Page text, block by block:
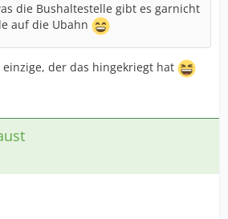
die Bushaltestelle gibt es garnicht
auf die Ubahn
der das hingekriegt hat